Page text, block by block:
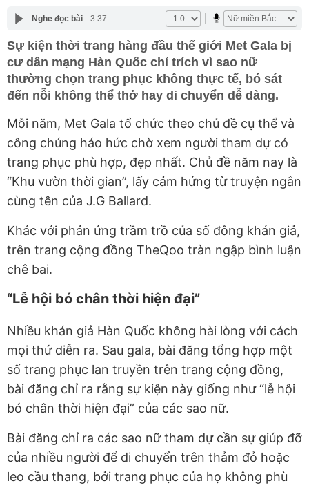
Nghe đọc bài 3:37
Sự kiện thời trang hàng đầu thế giới Met Gala bị
cư dân mạng Hàn Quốc chỉ trích vì sao nữ
thường chọn trang phục không thực tế, bó sát
đến nỗi không thể thở hay di chuyển dễ dàng.
Mỗi năm, Met Gala tổ chức theo chủ đề cụ thể và
công chúng háo hức chờ xem người tham dự có
trang phục phù hợp, đẹp nhất. Chủ đề năm nay là
“Khu vườn thời gian”, lấy cảm hứng từ truyện ngắn
cùng tên của J.G Ballard.
Khác với phản ứng trầm trồ của số đông khán giả,
trên trang cộng đồng TheQoo tràn ngập bình luận
chê bai.
“Lễ hội bó chân thời hiện đại”
Nhiều khán giả Hàn Quốc không hài lòng với cách
mọi thứ diễn ra. Sau gala, bài đăng tổng hợp một
số trang phục lan truyền trên trang cộng đồng,
bài đăng chỉ ra rằng sự kiện này giống như “lễ hội
bó chân thời hiện đại” của các sao nữ.
Bài đăng chỉ ra các sao nữ tham dự cần sự giúp đỡ
của nhiều người để di chuyển trên thảm đỏ hoặc
leo cầu thang, bởi trang phục của họ không phù